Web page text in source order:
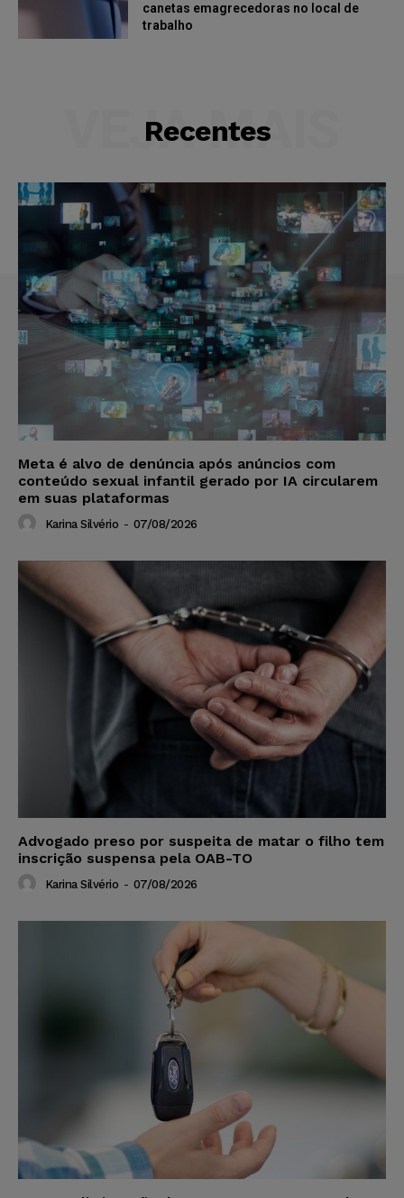
canetas emagrecedoras no local de
trabalho
Recentes
VEJA MAIS
Meta é alvo de denúncia após anúncios com
conteúdo sexual infantil gerado por IA circularem
em suas plataformas
Karina Silvério - 07/08/2026
Advogado preso por suspeita de matar o filho tem
inscrição suspensa pela OAB-TO
Karina Silvério - 07/08/2026